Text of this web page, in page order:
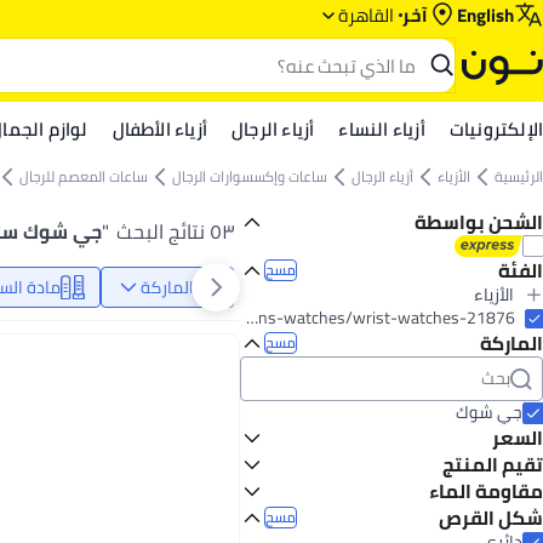
English آخر القاهرة
الإلكترونيات أزياء النساء أزياء الرجال أزياء الأطفال لوازم
الرئيسية الأزياء أزياء الرجال ساعات وإكسسوارات الرجال ساعات المعصم للرجال
الشحن بواسطة
الفئة
مسح
الأزياء
الكل الأزياء
أزياء الرجال
الكل أزياء الرجال
ساعات وإكسسوارات الرجال
الكل ساعات وإكسسوارات الرجال
ساعات المعصم للرجال
fashion/men-31225/mens-watches/wrist-watches-21876
الماركة مسح
جي شوك
السعر
إلى عرض التنائج تقيم المنتج
نجوم أو أكثر 0
مقاومة الماء
200 متر
شكل القرص مسح
٥٣ نتائج البحث "جي شوك
الماركة
مادة